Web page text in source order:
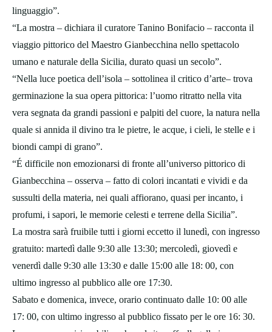
linguaggio”.
“La mostra – dichiara il curatore Tanino Bonifacio – racconta il
viaggio pittorico del Maestro Gianbecchina nello spettacolo
umano e naturale della Sicilia, durato quasi un secolo”.
“Nella luce poetica dell’isola – sottolinea il critico d’arte– trova
germinazione la sua opera pittorica: l’uomo ritratto nella vita
vera segnata da grandi passioni e palpiti del cuore, la natura nella
quale si annida il divino tra le pietre, le acque, i cieli, le stelle e i
biondi campi di grano”.
“É difficile non emozionarsi di fronte all’universo pittorico di
Gianbecchina – osserva – fatto di colori incantati e vividi e da
sussulti della materia, nei quali affiorano, quasi per incanto, i
profumi, i sapori, le memorie celesti e terrene della Sicilia”.
La mostra sarà fruibile tutti i giorni eccetto il lunedì, con ingresso
gratuito: martedì dalle 9:30 alle 13:30; mercoledì, giovedì e
venerdì dalle 9:30 alle 13:30 e dalle 15:00 alle 18: 00, con
ultimo ingresso al pubblico alle ore 17:30.
Sabato e domenica, invece, orario continuato dalle 10: 00 alle
17: 00, con ultimo ingresso al pubblico fissato per le ore 16: 30.